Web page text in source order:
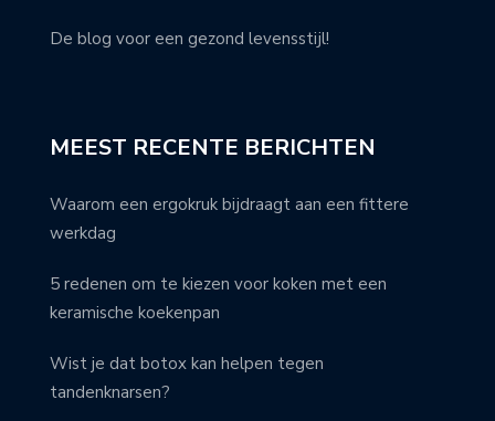
De blog voor een gezond levensstijl!
MEEST RECENTE BERICHTEN
Waarom een ergokruk bijdraagt aan een fittere
werkdag
5 redenen om te kiezen voor koken met een
keramische koekenpan
Wist je dat botox kan helpen tegen
tandenknarsen?